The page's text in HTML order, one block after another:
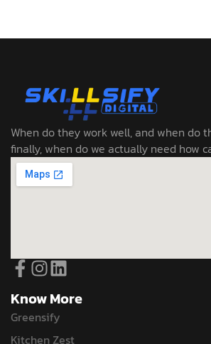
When do they work well, and when do
finally, when do we actually need how
Know More
Greensify
Kitchen Zest